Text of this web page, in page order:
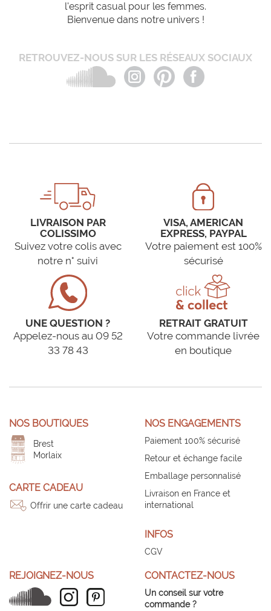
l'esprit casual pour les femmes.
Bienvenue dans notre univers !
RETROUVEZ-NOUS SUR LES RÉSEAUX SOCIAUX
LIVRAISON PAR
COLISSIMO
Suivez votre colis avec
notre n° suivi
VISA, AMERICAN
EXPRESS, PAYPAL
Votre paiement est 100%
sécurisé
UNE QUESTION ?
Appelez-nous au 09 52
33 78 43
RETRAIT GRATUIT
Votre commande livrée
en boutique
NOS BOUTIQUES
Brest
Morlaix
CARTE CADEAU
Offrir une carte cadeau
NOS ENGAGEMENTS
Paiement 100% sécurisé
Retour et échange facile
Emballage personnalisé
Livraison en France et
international
INFOS
CGV
REJOIGNEZ-NOUS CONTACTEZ-NOUS
Un conseil sur votre
commande ?